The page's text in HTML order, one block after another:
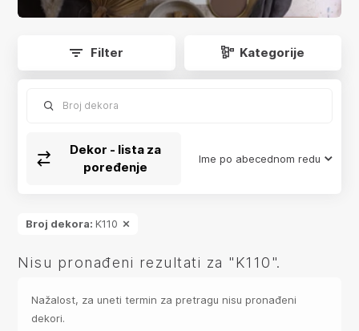
Filter Kategorije
Broj dekora
Dekor - lista za
poređenje
Ime po abecednom redu
Broj dekora: K110
Nisu pronađeni rezultati za "K110".
Nažalost, za uneti termin za pretragu nisu pronađeni
dekori.